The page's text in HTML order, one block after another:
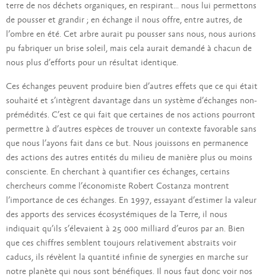
terre de nos déchets organiques, en respirant… nous lui permettons
de pousser et grandir ; en échange il nous offre, entre autres, de
l’ombre en été. Cet arbre aurait pu pousser sans nous, nous aurions
pu fabriquer un brise soleil, mais cela aurait demandé à chacun de
nous plus d’efforts pour un résultat identique.
Ces échanges peuvent produire bien d’autres effets que ce qui était
souhaité et s’intègrent davantage dans un système d’échanges non-
prémédités. C’est ce qui fait que certaines de nos actions pourront
permettre à d’autres espèces de trouver un contexte favorable sans
que nous l’ayons fait dans ce but. Nous jouissons en permanence
des actions des autres entités du milieu de manière plus ou moins
consciente. En cherchant à quantifier ces échanges, certains
chercheurs comme l’économiste Robert Costanza montrent
l’importance de ces échanges. En 1997, essayant d’estimer la valeur
des apports des services écosystémiques de la Terre, il nous
indiquait qu’ils s’élevaient à 25 000 milliard d’euros par an. Bien
que ces chiffres semblent toujours relativement abstraits voir
caducs, ils révèlent la quantité infinie de synergies en marche sur
notre planète qui nous sont bénéfiques. Il nous faut donc voir nos